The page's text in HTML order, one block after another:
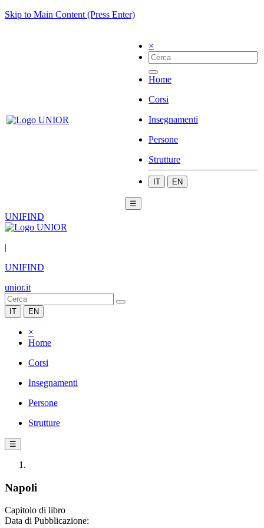
Skip to Main Content (Press Enter)
×
Home
Corsi
Insegnamenti
Persone
Strutture
IT EN
☰
UNIFIND
|
UNIFIND
unior.it
IT EN
×
Home
Corsi
Insegnamenti
Persone
Strutture
☰
Napoli
Capitolo di libro
Data di Pubblicazione: